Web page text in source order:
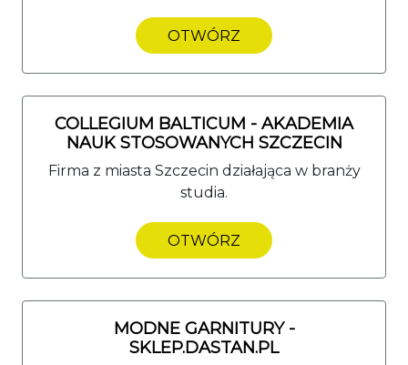
OTWÓRZ
COLLEGIUM BALTICUM - AKADEMIA
NAUK STOSOWANYCH SZCZECIN
Firma z miasta Szczecin działająca w branży
studia.
OTWÓRZ
MODNE GARNITURY -
SKLEP.DASTAN.PL